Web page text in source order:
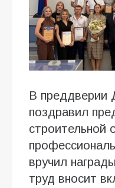
В преддверии
поздравил
строительной
вручил
труд вносит